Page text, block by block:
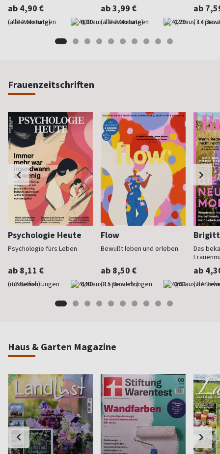
ab 4,90 €
(alle 2 Monate) 4,00
ab 3,99 €
(alle 2 Monate) 4,29
ab
(7 x pro
Frauenzeitschriften
Psychologie Heute
Psychologie fürs Leben
ab 8,11 €
(monatlich) 4,40
Flow
Bewußt leben und erleben
ab 8,50 €
(8 x pro Jahr) 4,63
Das
ab
Haus & Garten Magazine